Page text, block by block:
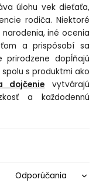
úlohu vek dieťaťa,
rodiča. Niektoré
iné ocenia
a prispôsobí sa
prirodzene dopĺňajú
spolu s produktmi ako
dojčenie vytvárajú
a každodennú